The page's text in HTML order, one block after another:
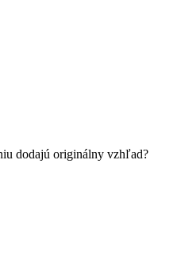
dodajú originálny vzhľad?